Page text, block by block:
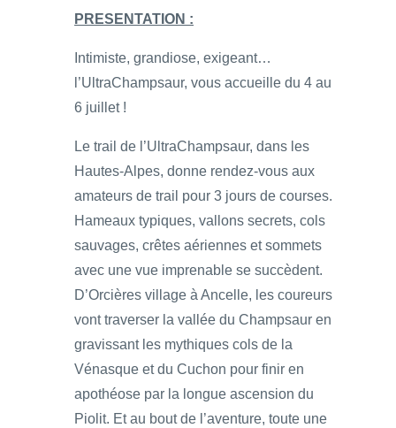
PRESENTATION :
Intimiste, grandiose, exigeant…
l’UltraChampsaur, vous accueille du 4 au
6 juillet !
Le trail de l’UltraChampsaur, dans les
Hautes-Alpes, donne rendez-vous aux
amateurs de trail pour 3 jours de courses.
Hameaux typiques, vallons secrets, cols
sauvages, crêtes aériennes et sommets
avec une vue imprenable se succèdent.
D’Orcières village à Ancelle, les coureurs
vont traverser la vallée du Champsaur en
gravissant les mythiques cols de la
Vénasque et du Cuchon pour finir en
apothéose par la longue ascension du
Piolit. Et au bout de l’aventure, toute une